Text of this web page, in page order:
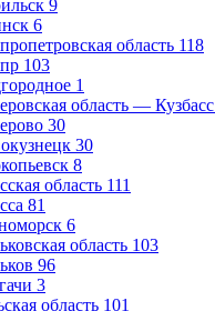
9
6
область 118
103
1
область — Кузбасс
30
30
8
область 111
81
6
область 103
96
3
область 101